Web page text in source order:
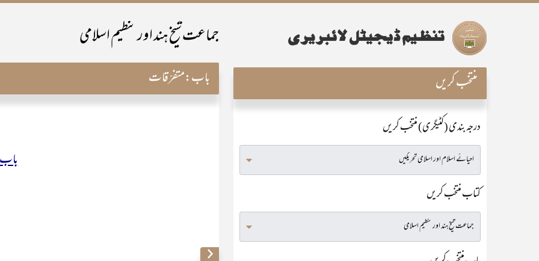
جماعت شیخ ہند اور تنظیم اسلامی
باب:متفرّقات منتخب کریں
درجہ بندی (کٹیگری) منتخب کریں
کتاب منتخب کریں